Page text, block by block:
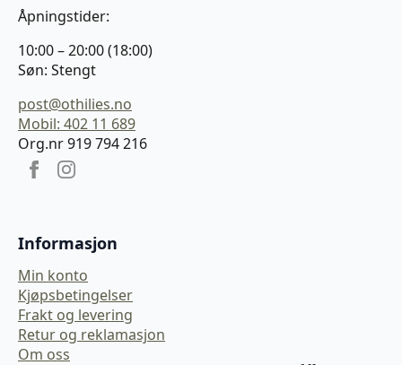
Åpningstider:
10:00 – 20:00 (18:00)
Søn: Stengt
post@othilies.no
Mobil: 402 11 689
Org.nr 919 794 216
Informasjon
Min konto
Kjøpsbetingelser
Frakt og levering
Retur og reklamasjon
Om oss